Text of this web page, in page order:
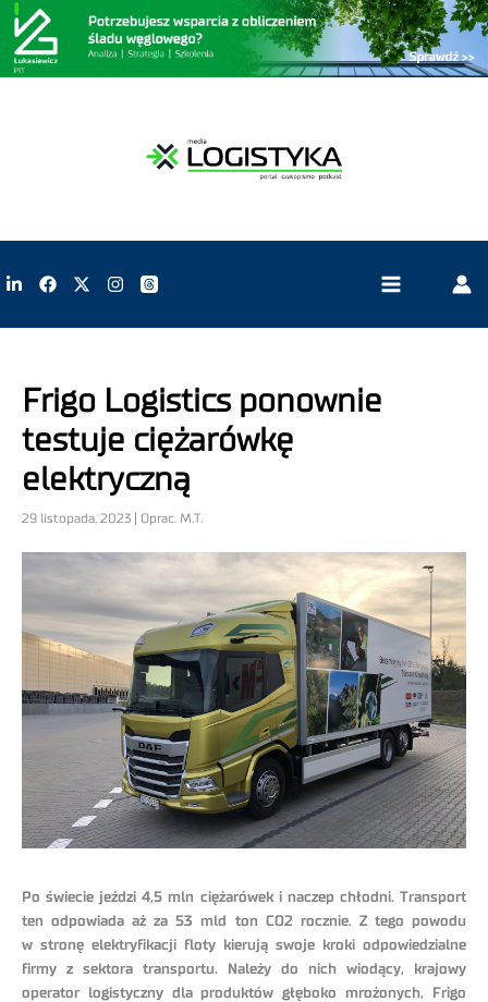
Frigo Logistics ponownie
testuje ciężarówkę
elektryczną
29 listopada, 2023 | Oprac. M.T.
Po świecie jeździ 4,5 mln ciężarówek i naczep chłodni. Transport
ten odpowiada aż za 53 mld ton CO2 rocznie. Z tego powodu
w stronę elektryfikacji floty kierują swoje kroki odpowiedzialne
firmy z sektora transportu. Należy do nich wiodący, krajowy
operator logistyczny dla produktów głęboko mrożonych, Frigo